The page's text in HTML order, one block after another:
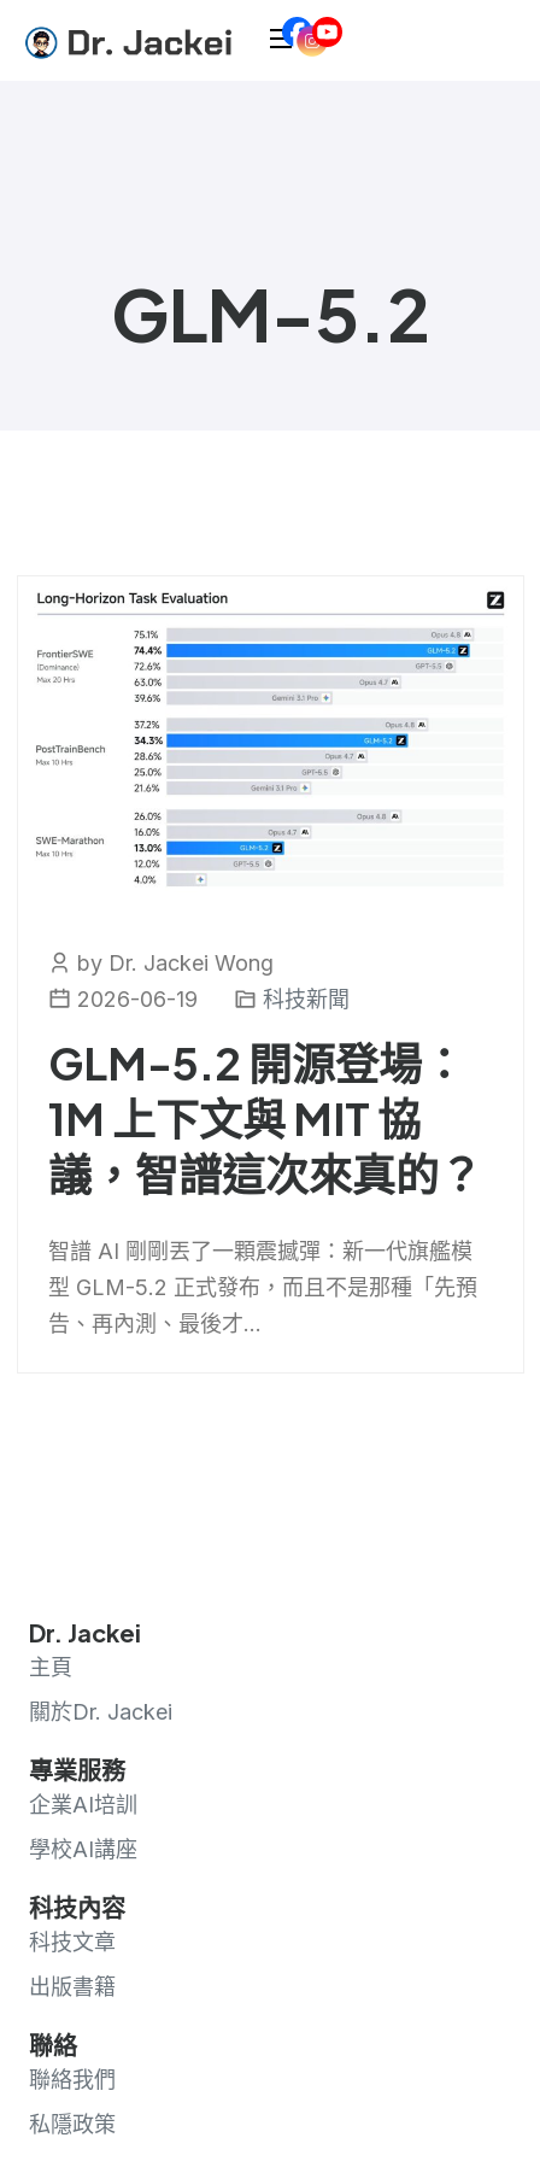
GLM-5.2
by Dr. Jackei Wong
2026-06-19
科技新聞
GLM-5.2 開源登場：
1M 上下文與 MIT 協
議，智譜這次來真的？
智譜 AI 剛剛丟了一顆震撼彈：新一代旗艦模
型 GLM-5.2 正式發布，而且不是那種「先預
告、再內測、最後才...
Dr. Jackei
主頁
關於Dr. Jackei
專業服務
企業AI培訓
學校AI講座
科技內容
科技文章
出版書籍
聯絡
聯絡我們
私隱政策